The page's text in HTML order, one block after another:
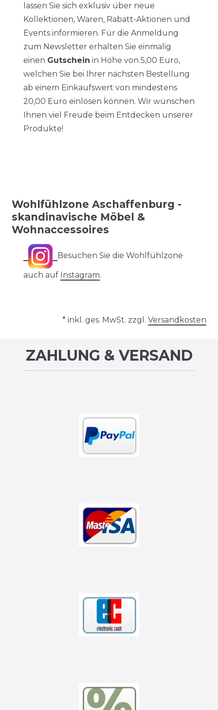
lassen Sie sich exklusiv über neue
Kollektionen, Waren, Rabatt-Aktionen und
Events informieren. Für die Anmeldung
zum Newsletter erhalten Sie einmalig
einen Gutschein in Höhe von 5,00 Euro,
welchen Sie bei Ihrer nächsten Bestellung
ab einem Einkaufswert von mindestens
20,00 Euro einlösen können. Wir wünschen
Ihnen viel Freude beim Entdecken unserer
Produkte!
Wohlfühlzone Aschaffenburg -
skandinavische Möbel &
Wohnaccessoires
Besuchen Sie die Wohlfühlzone
auch auf Instagram.
* inkl. ges. MwSt. zzgl. Versandkosten
ZAHLUNG & VERSAND